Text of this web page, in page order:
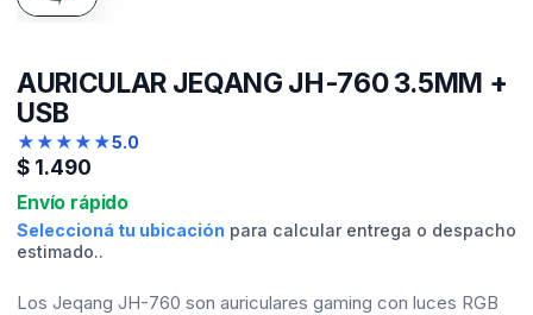
AURICULAR JEQANG JH-760 3.5MM +
USB
★★★★★5.0
$ 1.490
Envío rápido
Seleccioná tu ubicación para calcular entrega o despacho
estimado..
Los Jeqang JH-760 son auriculares gaming con luces RGB